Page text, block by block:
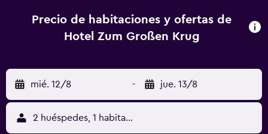
cama hipoalergénicos y cambio de sábanas. Se ofrece
servicio de limpieza todos los días. Se pueden practicar
posible que se aplique un recargo).
Precio de habitaciones y ofertas de
Hotel Zum Großen Krug
mié. 12/8 - jue. 13/8
2 huéspedes, 1 habitación